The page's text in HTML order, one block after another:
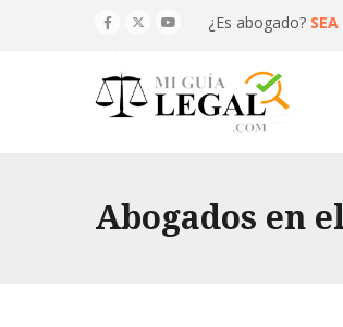
¿Es abogado?
Abogados en